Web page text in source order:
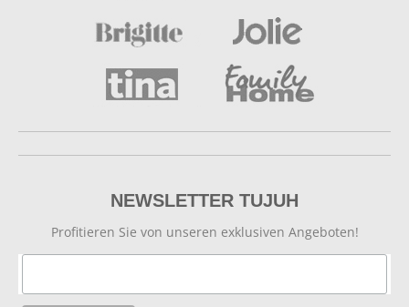
NEWSLETTER TUJUH
Profitieren Sie von unseren exklusiven Angeboten!